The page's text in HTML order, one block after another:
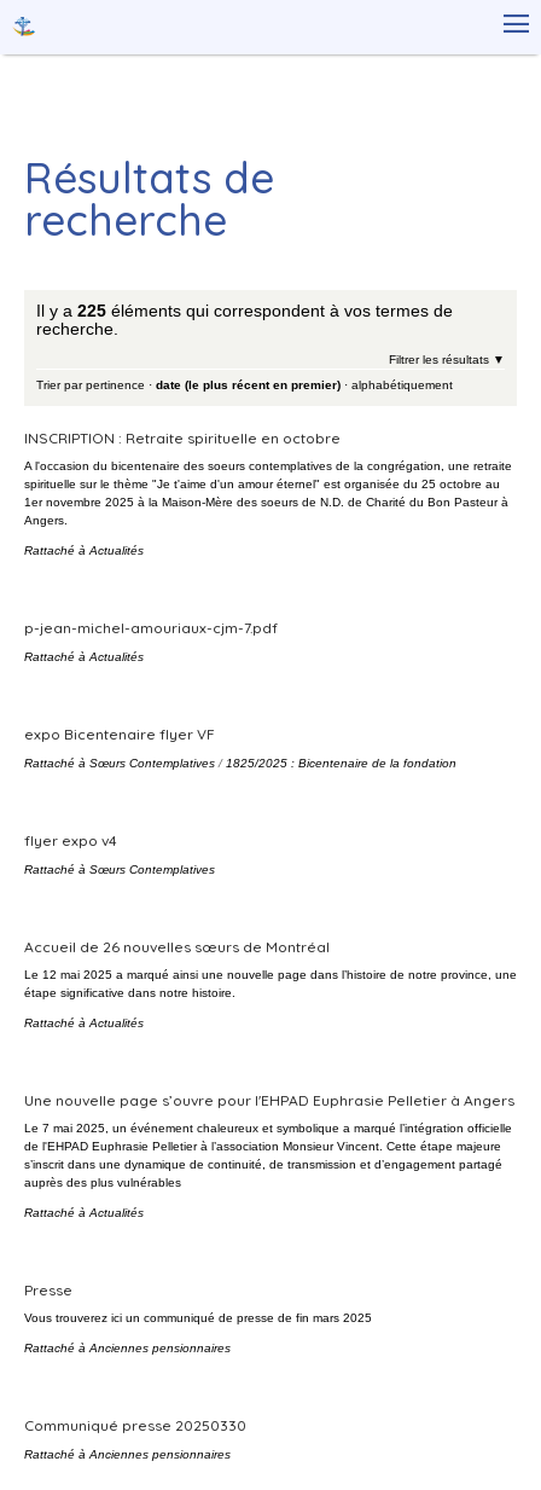
contenu.
Aller
personnels

Résultats de
recherche
Il y a 225 éléments qui correspondent à vos termes de
recherche.
Filtrer les résultats
Trier par pertinence · date (le plus récent en premier) · alphabétiquement
INSCRIPTION : Retraite spirituelle en octobre
A l'occasion du bicentenaire des soeurs contemplatives de la congrégation, une retraite
spirituelle sur le thème "Je t'aime d'un amour éternel" est organisée du 25 octobre au
1er novembre 2025 à la Maison-Mère des soeurs de N.D. de Charité du Bon Pasteur à
Angers.
Rattaché à Actualités
p-jean-michel-amouriaux-cjm-7.pdf
Rattaché à Actualités
expo Bicentenaire flyer VF
Rattaché à Sœurs Contemplatives / 1825/2025 : Bicentenaire de la fondation
flyer expo v4
Rattaché à Sœurs Contemplatives
Accueil de 26 nouvelles sœurs de Montréal
Le 12 mai 2025 a marqué ainsi une nouvelle page dans l’histoire de notre province, une
étape significative dans notre histoire.
Rattaché à Actualités
Une nouvelle page s’ouvre pour l'EHPAD Euphrasie Pelletier à Angers
Le 7 mai 2025, un événement chaleureux et symbolique a marqué l’intégration officielle
de l'EHPAD Euphrasie Pelletier à l’association Monsieur Vincent. Cette étape majeure
s’inscrit dans une dynamique de continuité, de transmission et d’engagement partagé
auprès des plus vulnérables
Rattaché à Actualités
Presse
Vous trouverez ici un communiqué de presse de fin mars 2025
Rattaché à Anciennes pensionnaires
Communiqué presse 20250330
Rattaché à Anciennes pensionnaires